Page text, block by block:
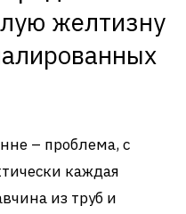
желтизну
– проблема, с
каждая
из труб и